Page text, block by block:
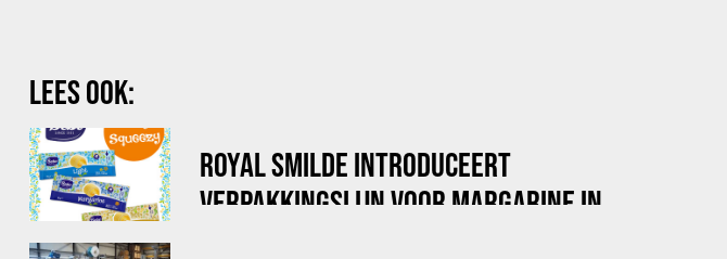
LEES OOK:
ROYAL SMILDE INTRODUCEERT
VERPAKKINGSLIJN VOOR MARGARINE IN